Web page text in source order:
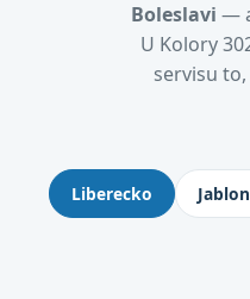
Boleslavi —
U Kolory
servisu
Liberecko